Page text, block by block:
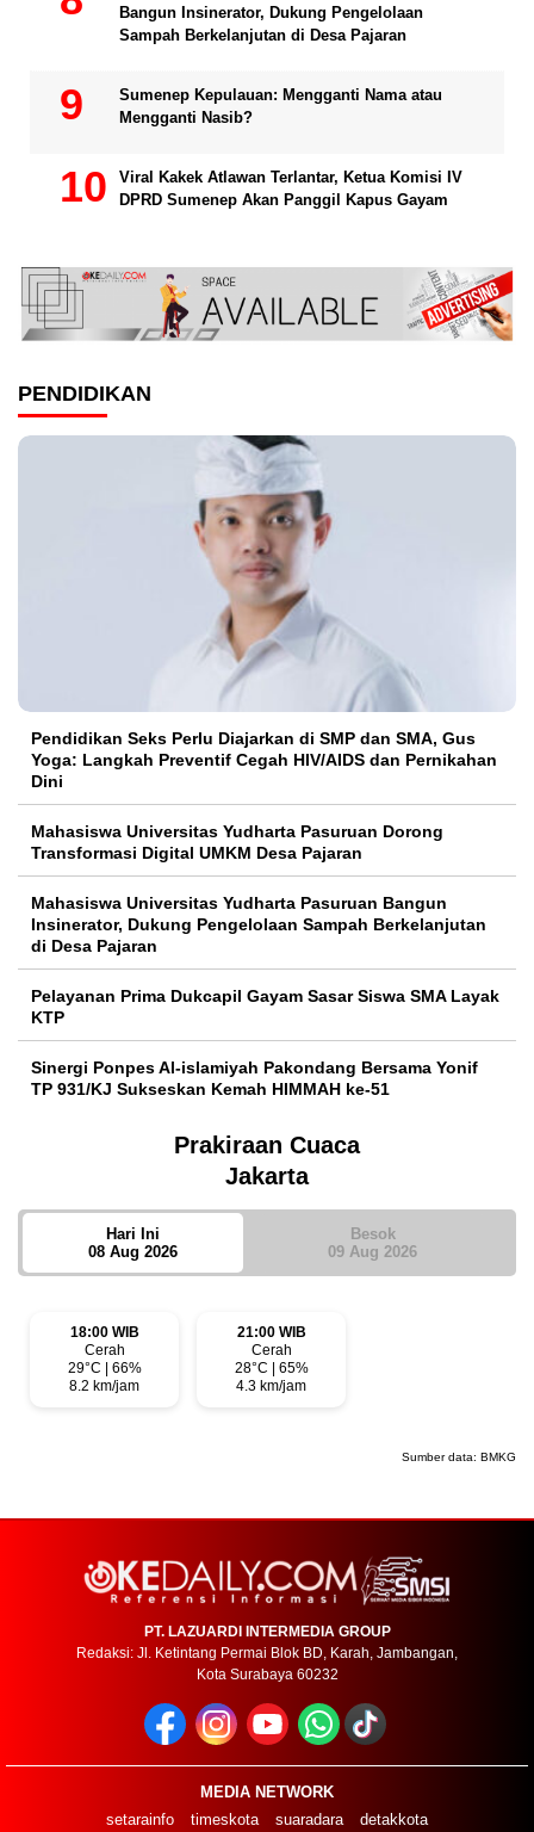
Bangun Insinerator, Dukung Pengelolaan
Sampah Berkelanjutan di Desa Pajaran
Sumenep Kepulauan: Mengganti Nama atau
Mengganti Nasib?
Viral Kakek Atlawan Terlantar, Ketua Komisi IV
DPRD Sumenep Akan Panggil Kapus Gayam
PENDIDIKAN
Pendidikan Seks Perlu Diajarkan di SMP dan SMA, Gus
Yoga: Langkah Preventif Cegah HIV/AIDS dan Pernikahan
Dini
Mahasiswa Universitas Yudharta Pasuruan Dorong
Transformasi Digital UMKM Desa Pajaran
Mahasiswa Universitas Yudharta Pasuruan Bangun
Insinerator, Dukung Pengelolaan Sampah Berkelanjutan
di Desa Pajaran
Pelayanan Prima Dukcapil Gayam Sasar Siswa SMA Layak
KTP
Sinergi Ponpes Al-islamiyah Pakondang Bersama Yonif
TP 931/KJ Sukseskan Kemah HIMMAH ke-51
Prakiraan Cuaca
Jakarta
Hari Ini
08 Aug 2026
Besok
09 Aug 2026
18:00 WIB
Cerah
29°C | 66%
8.2 km/jam
21:00 WIB
Cerah
28°C | 65%
4.3 km/jam
Sumber data: BMKG
PT. LAZUARDI INTERMEDIA GROUP
Redaksi: Jl. Ketintang Permai Blok BD, Karah, Jambangan,
Kota Surabaya 60232
MEDIA NETWORK
setarainfo
timeskota suaradara detakkota